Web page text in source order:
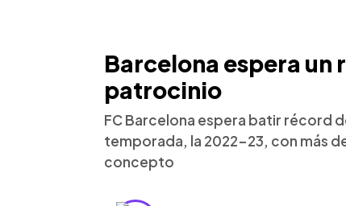
Barcelona espera un
patrocinio
FC Barcelona espera batir récord
temporada, la 2022-23, con más
concepto